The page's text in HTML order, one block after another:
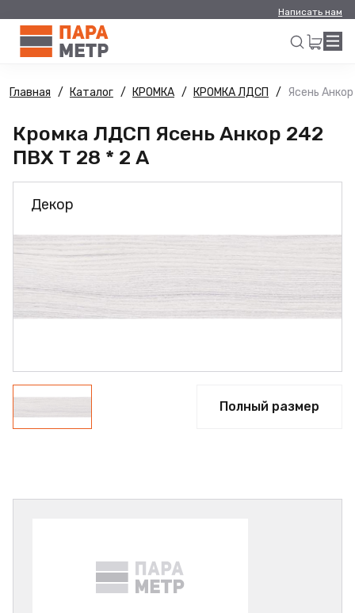
Написать нам
Искать
Главная Каталог КРОМКА КРОМКА ЛДСП Ясень
Кромка ЛДСП Ясень Анкор 242
ПВХ Т 28 * 2 А
Декор
Полный размер